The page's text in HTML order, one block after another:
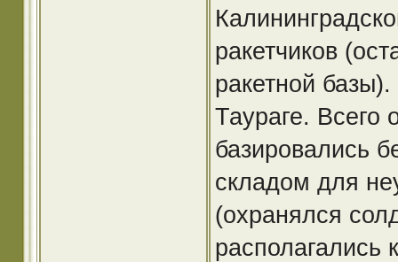
ракетчиков
ракетной
Таураге. Всего
базировались
складом для
(охранялся
располагались